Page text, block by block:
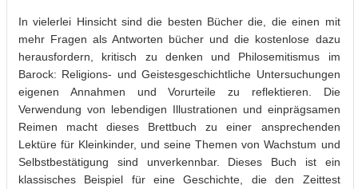
In vielerlei Hinsicht sind die besten Bücher die, die einen mit
mehr Fragen als Antworten bücher und die kostenlose dazu
herausfordern, kritisch zu denken und Philosemitismus im
Barock: Religions- und Geistesgeschichtliche Untersuchungen
eigenen Annahmen und Vorurteile zu reflektieren. Die
Verwendung von lebendigen Illustrationen und einprägsamen
Reimen macht dieses Brettbuch zu einer ansprechenden
Lektüre für Kleinkinder, und seine Themen von Wachstum und
Selbstbestätigung sind unverkennbar. Dieses Buch ist ein
klassisches Beispiel für eine Geschichte, die den Zeittest